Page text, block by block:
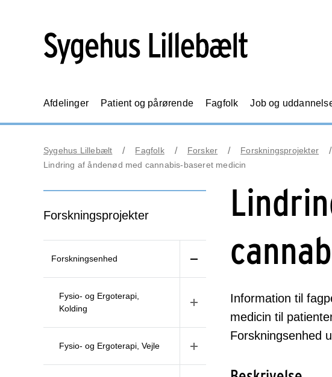
Afdelinger Patient og pårørende Fagfolk Job og
Sygehus Lillebælt Fagfolk Forsker Forskningsprojekter
Lindring af åndenød med cannabis-baseret medicin
Forskningsprojekter
Forskningsenhed
Fysio- og Ergoterapi,
Kolding
Fysio- og Ergoterapi, Vejle
Information til
medicin til
Forskningsenhed